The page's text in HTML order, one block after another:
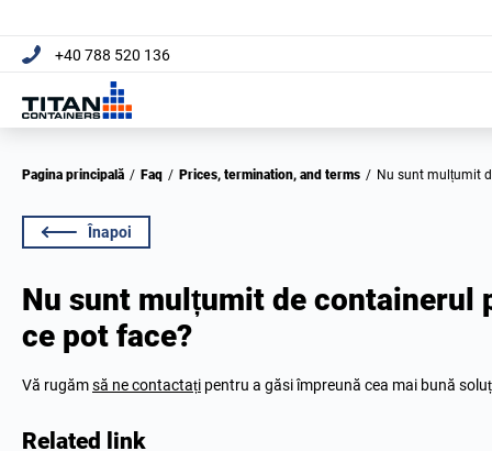
+40 788 520 136
Pagina principală / Faq / Prices, termination, and terms / Nu sunt mulțumit
Înapoi
Nu sunt mulțumit de containerul
ce pot face?
Vă rugămsă ne contactați pentru a găsi împreună cea mai bună
Related link